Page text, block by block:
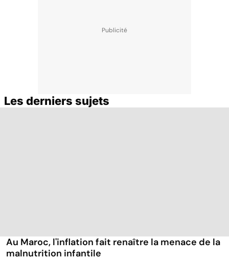
Les derniers sujets
Au Maroc, l'inflation fait renaître la menace de la
malnutrition infantile